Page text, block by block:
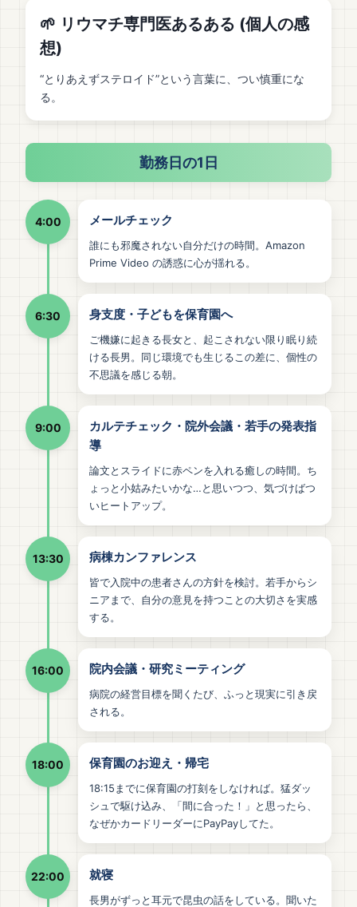
🌱 リウマチ専門医あるある (個人の感
想)
“とりあえずステロイド”という言葉に、つい慎重にな
る。
勤務日の1日
4:00 メールチェック
誰にも邪魔されない自分だけの時間。Amazon
Prime Video の誘惑に心が揺れる。
6:30 身支度・子どもを保育園へ
ご機嫌に起きる長女と、起こされない限り眠り続
ける長男。同じ環境でも生じるこの差に、個性の
不思議を感じる朝。
9:00
カルテチェック・院外会議・若手の発表指
導
論文とスライドに赤ペンを入れる癒しの時間。ち
ょっと小姑みたいかな…と思いつつ、気づけばつ
いヒートアップ。
13:30 病棟カンファレンス
皆で入院中の患者さんの方針を検討。若手からシ
ニアまで、自分の意見を持つことの大切さを実感
する。
16:00 院内会議・研究ミーティング
病院の経営目標を聞くたび、ふっと現実に引き戻
される。
18:00 保育園のお迎え・帰宅
18:15までに保育園の打刻をしなければ。猛ダッ
シュで駆け込み、「間に合った！」と思ったら、
なぜかカードリーダーにPayPayしてた。
22:00 就寝
長男がずっと耳元で昆虫の話をしている。聞いた